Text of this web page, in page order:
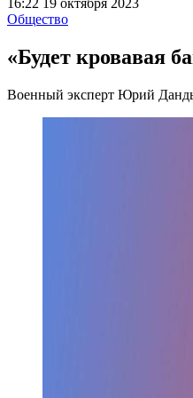
16:22 19 октября 2023
Общество
«Будет кровавая
Военный эксперт Юрий